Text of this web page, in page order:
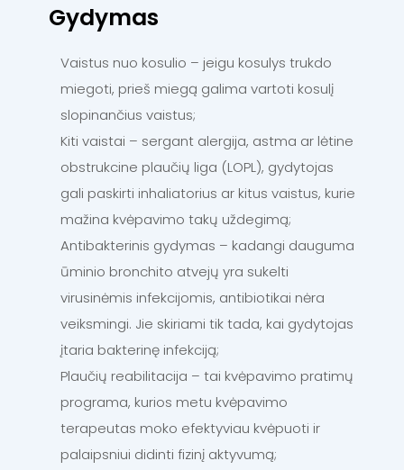
Gydymas
Vaistus nuo kosulio – jeigu kosulys trukdo
miegoti, prieš miegą galima vartoti kosulį
slopinančius vaistus;
Kiti vaistai – sergant alergija, astma ar lėtine
obstrukcine plaučių liga (LOPL), gydytojas
gali paskirti inhaliatorius ar kitus vaistus, kurie
mažina kvėpavimo takų uždegimą;
Antibakterinis gydymas – kadangi dauguma
ūminio bronchito atvejų yra sukelti
virusinėmis infekcijomis, antibiotikai nėra
veiksmingi. Jie skiriami tik tada, kai gydytojas
įtaria bakterinę infekciją;
Plaučių reabilitacija – tai kvėpavimo pratimų
programa, kurios metu kvėpavimo
terapeutas moko efektyviau kvėpuoti ir
palaipsniui didinti fizinį aktyvumą;